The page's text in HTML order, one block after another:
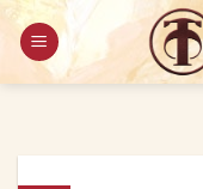
Saltar
contenido